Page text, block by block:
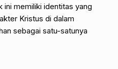
ini memiliki identitas yang
Kristus di dalam
sebagai satu-satunya